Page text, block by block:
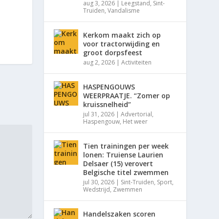
aug 3, 2026 | Leegstand, Sint-
Truiden,Vandalisme
Kerkom maakt zich op
voor tractorwijding en
groot dorpsfeest
aug 2, 2026 |Activiteiten
HASPENGOUWS
WEERPRAATJE. “Zomer op
kruissnelheid”
jul 31, 2026 |Advertorial,
Haspengouw, Het weer
Tien trainingen per week
lonen: Truiense Laurien
Delsaer (15) verovert
Belgische titel zwemmen
jul 30, 2026 | Sint-Truiden, Sport,
Wedstrijd, Zwemmen
Handelszaken scoren